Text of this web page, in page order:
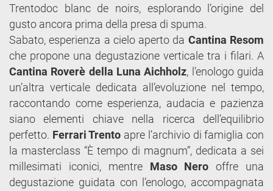
Trentodoc blanc de noirs, esplorando l’origine del
gusto ancora prima della presa di spuma.
Sabato, esperienza a cielo aperto da Cantina Resom
che propone una degustazione verticale tra i filari. A
Cantina Roverè della Luna Aichholz, l’enologo guida
un’altra verticale dedicata all’evoluzione nel tempo,
raccontando come esperienza, audacia e pazienza
siano elementi chiave nella ricerca dell’equilibrio
perfetto. Ferrari Trento apre l’archivio di famiglia con
la masterclass “È tempo di magnum”, dedicata a sei
millesimati iconici, mentre Maso Nero offre una
degustazione guidata con l’enologo, accompagnata